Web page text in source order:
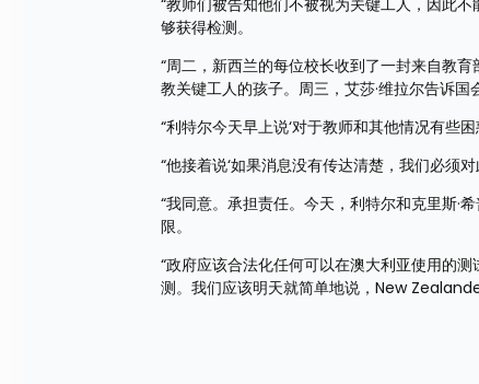
“教师们被告知他们不被视为关键工人，因此
够获得检测。
“周二，新西兰的每位校长收到了一封来自教
教关键工人的孩子。周三，艾莎·维拉尔告诉国
“利特尔今天早上说‘对于教师和其他情况有些
“他接着说‘如果消息没有传达清楚，我们必须对
“我同意。承担责任。今天，利特尔和克里斯·
限。
“政府应该合法化任何可以在澳大利亚使用的
测。我们应该明天就简单地说，New